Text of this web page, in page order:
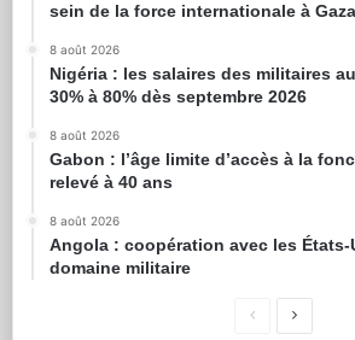
sein de la force internationale à Gaza
8 août 2026
Nigéria : les salaires des militaires
30% à 80% dès septembre 2026
8 août 2026
Gabon : l’âge limite d’accès à la
relevé à 40 ans
8 août 2026
Angola : coopération avec les États-
domaine militaire